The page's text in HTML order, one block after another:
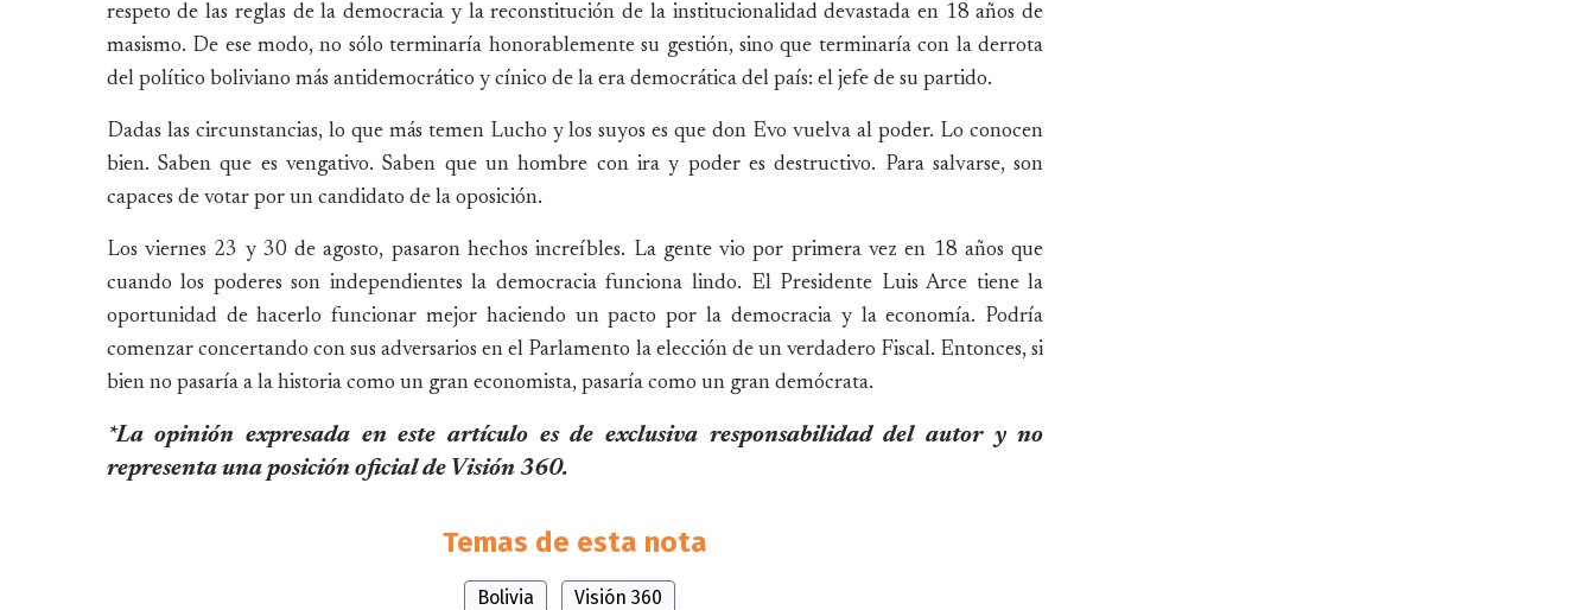
respeto de las reglas de la democracia y la reconstitución de la institucionalidad devastada en 18 años de
masismo. De ese modo, no sólo terminaría honorablemente su gestión, sino que terminaría con la derrota
del político boliviano más antidemocrático y cínico de la era democrática del país: el jefe de su partido.
Dadas las circunstancias, lo que más temen Lucho y los suyos es que don Evo vuelva al poder. Lo conocen
bien. Saben que es vengativo. Saben que un hombre con ira y poder es destructivo. Para salvarse, son
capaces de votar por un candidato de la oposición.
Los viernes 23 y 30 de agosto, pasaron hechos increíbles. La gente vio por primera vez en 18 años que
cuando los poderes son independientes la democracia funciona lindo. El Presidente Luis Arce tiene la
oportunidad de hacerlo funcionar mejor haciendo un pacto por la democracia y la economía. Podría
comenzar concertando con sus adversarios en el Parlamento la elección de un verdadero Fiscal. Entonces, si
bien no pasaría a la historia como un gran economista, pasaría como un gran demócrata.
*La opinión expresada en este artículo es de exclusiva responsabilidad del autor y no
representa una posición oficial de Visión 360.
Temas de esta nota
Bolivia Visión 360